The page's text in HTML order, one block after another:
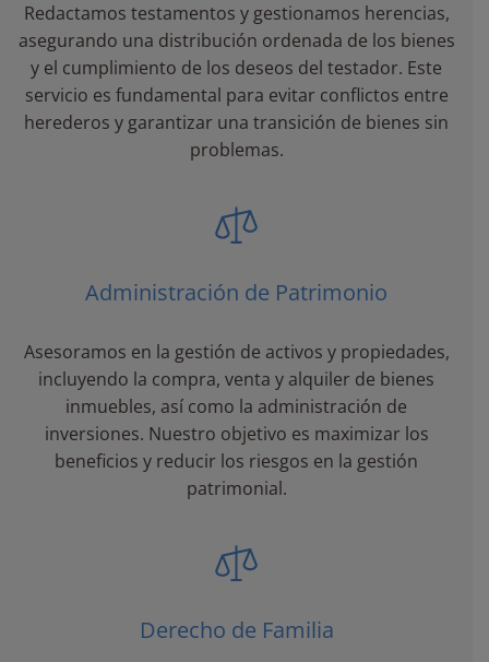
Redactamos testamentos y gestionamos herencias,
asegurando una distribución ordenada de los bienes
y el cumplimiento de los deseos del testador. Este
servicio es fundamental para evitar conflictos entre
herederos y garantizar una transición de bienes sin
problemas.
Administración de Patrimonio
Asesoramos en la gestión de activos y propiedades,
incluyendo la compra, venta y alquiler de bienes
inmuebles, así como la administración de
inversiones. Nuestro objetivo es maximizar los
beneficios y reducir los riesgos en la gestión
patrimonial.
Derecho de Familia